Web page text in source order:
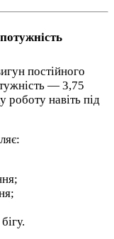
постійного
— 3,75
роботу навіть під